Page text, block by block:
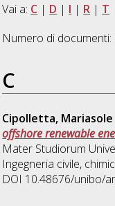
Vai a: C | D | I | R | T
Numero di documenti:
C
Cipolletta, Mariasole
offshore renewable
Mater Studiorum
Ingegneria civile,
DOI 10.48676/unibo/